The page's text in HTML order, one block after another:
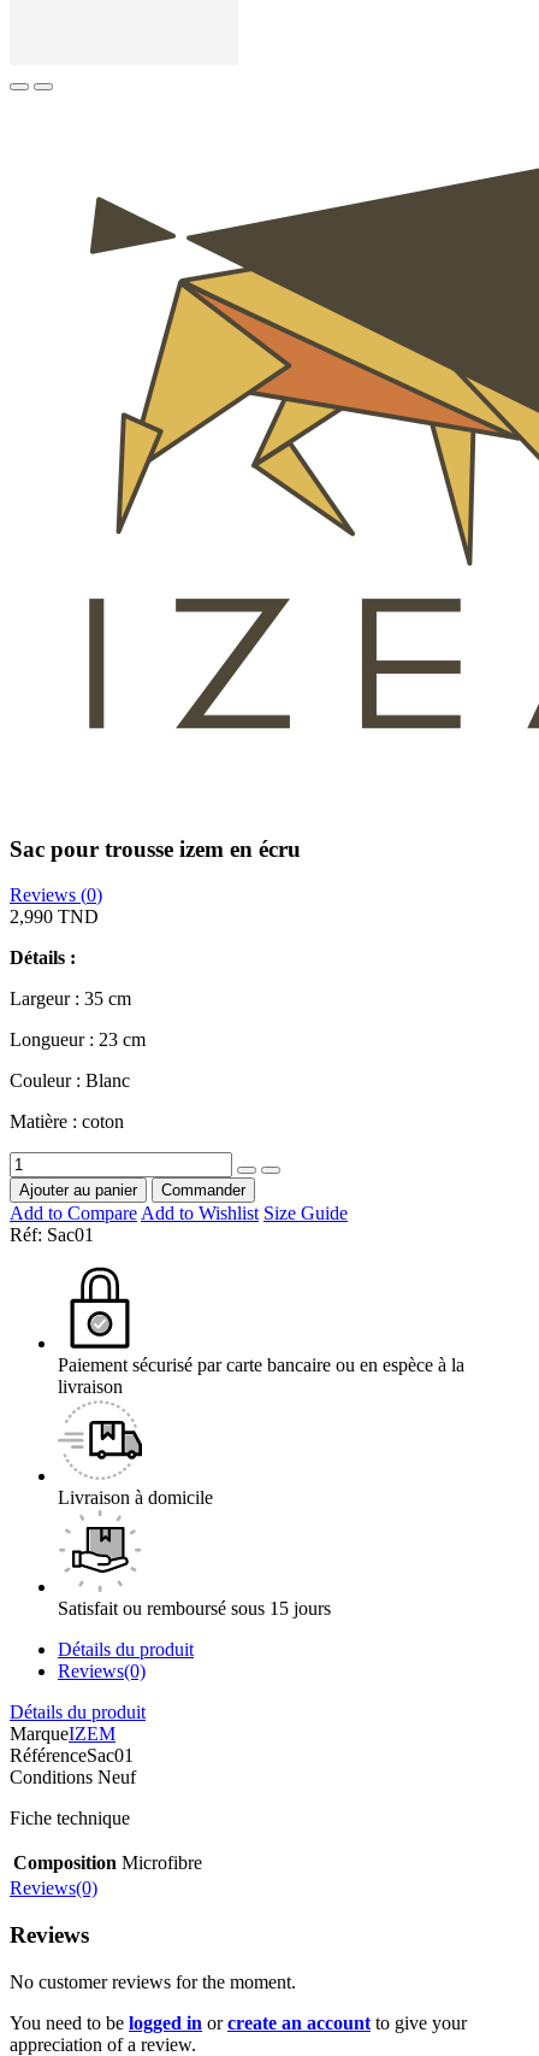
Sac pour trousse izem en écru
Reviews (0)
2,990 TND
Détails :
Largeur : 35 cm
Longueur : 23 cm
Couleur : Blanc
Matière : coton
Ajouter au panier Commander
Add to CompareAdd to Wishlist Size Guide
Réf: Sac01
Paiement sécurisé par carte bancaire ou en espèce à la
livraison
Livraison à domicile
Satisfait ou remboursé sous 15 jours
Détails du produit
Reviews(0)
Détails du produit
MarqueIZEM
RéférenceSac01
Conditions Neuf
Fiche technique
Composition Microfibre
Reviews(0)
Reviews
No customer reviews for the moment.
You need to be logged in orcreate an account to give your
appreciation of a review.